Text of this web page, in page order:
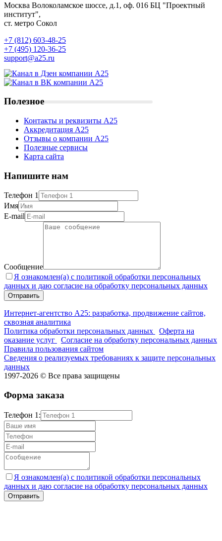
Развиваться
У нас дружелюбная, но
требовательная команда,
заинтересованная в развитии
Быть эффективным
Всегда думай о пользе и здравом
смысле :)
Москва Волоколамское шоссе, д.1, оф. 016 БЦ "Проектный
институт",
ст. метро Сокол
+7 (812) 603-48-25
+7 (495) 120-36-25
support@a25.ru
Полезное
Контакты и реквизиты А25
Аккредитация А25
Отзывы о компании А25
Полезные сервисы
Карта сайта
Напишите нам
Телефон 1
Имя
E-mail
Сообщение
Я ознакомлен(а) с политикой обработки персональных
данных и даю согласие на обработку персональных данных
Интернет-агентство А25: разработка, продвижение сайтов,
сквозная аналитика
Политика обработки персональных данных
Оферта на
оказание услуг
Согласие на обработку персональных данных
Правила пользования сайтом
Сведения о реализуемых требованиях к защите персональных
данных
1997-2026 © Все права защищены
Форма заказа
Телефон 1:
Я ознакомлен(а) с политикой обработки персональных
данных и даю согласие на обработку персональных данных